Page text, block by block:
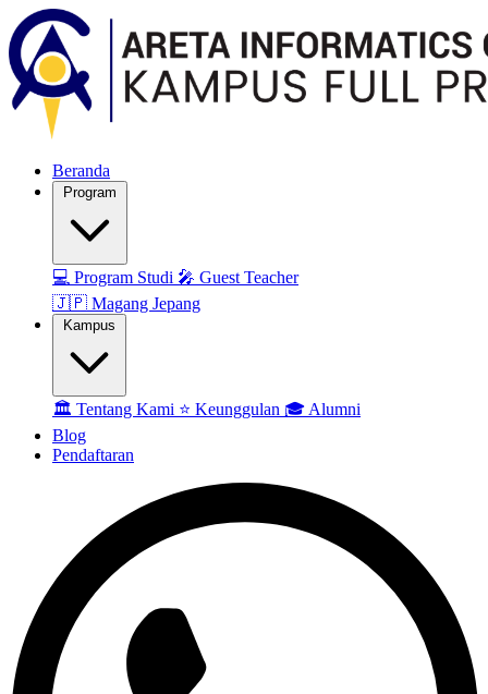
Beranda
💻 Program Studi 🎤 Guest Teacher
🇯🇵 Magang Jepang
🏛️ Tentang Kami ⭐ Keunggulan 🎓 Alumni
Blog
Pendaftaran